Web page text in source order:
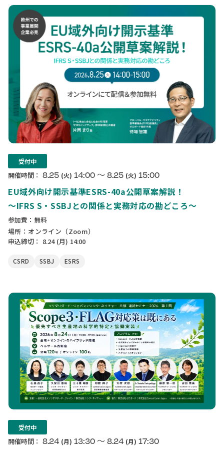
受付中
開催時間： 8.25 (火) 14:00 〜 8.25 (火) 15:00
EU域外向け開示基準ESRS-40a公開草案解説！
〜IFRS S・SSBJとの関係と実務対応の勘どころ〜
参加費：無料
場所：オンライン（Zoom）
申込締切： 8.24 (月) 14:00
CSRD SSBJ ESRS
受付中
開催時間： 8.24 (月) 13:30 〜 8.24 (月) 17:30